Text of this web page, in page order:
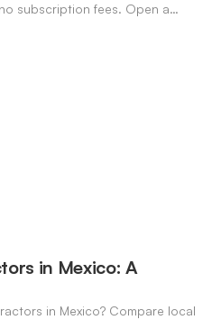
subscription fees. Open a
in Mexico: A
in Mexico? Compare local